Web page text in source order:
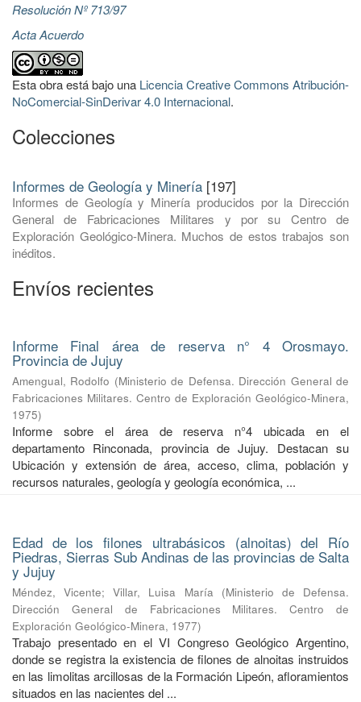
Resolución Nº 713/97
Acta Acuerdo
Esta obra está bajo una Licencia Creative Commons Atribución-
NoComercial-SinDerivar 4.0 Internacional.
Colecciones
Informes de Geología y Minería [197]
Informes de Geología y Minería producidos por la Dirección
General de Fabricaciones Militares y por su Centro de
Exploración Geológico-Minera. Muchos de estos trabajos son
inéditos.
Envíos recientes
Informe Final área de reserva n° 4 Orosmayo.
Provincia de Jujuy
Amengual, Rodolfo (Ministerio de Defensa. Dirección General de
Fabricaciones Militares. Centro de Exploración Geológico-Minera,
1975)
Informe sobre el área de reserva n°4 ubicada en el
departamento Rinconada, provincia de Jujuy. Destacan su
Ubicación y extensión de área, acceso, clima, población y
recursos naturales, geología y geología económica, ...
Edad de los filones ultrabásicos (alnoitas) del Río
Piedras, Sierras Sub Andinas de las provincias de Salta
y Jujuy
Méndez, Vicente;Villar, Luisa María (Ministerio de Defensa.
Dirección General de Fabricaciones Militares. Centro de
Exploración Geológico-Minera, 1977)
Trabajo presentado en el VI Congreso Geológico Argentino,
donde se registra la existencia de filones de alnoitas instruidos
en las limolitas arcillosas de la Formación Lipeón, afloramientos
situados en las nacientes del ...